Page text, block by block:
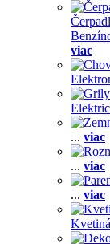
viac
... viac
... viac
... viac